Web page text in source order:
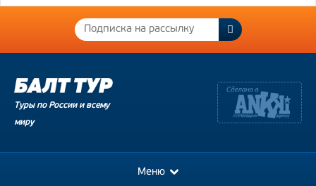
Туры по России и всему
миру
Меню